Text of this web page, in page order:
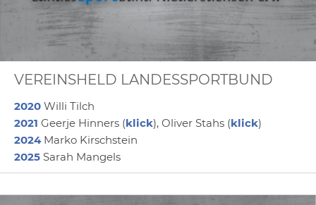
VEREINSHELD LANDESSPORTBUND
2020 Willi Tilch
2021 Geerje Hinners (klick), Oliver Stahs (klick)
2024 Marko Kirschstein
2025 Sarah Mangels